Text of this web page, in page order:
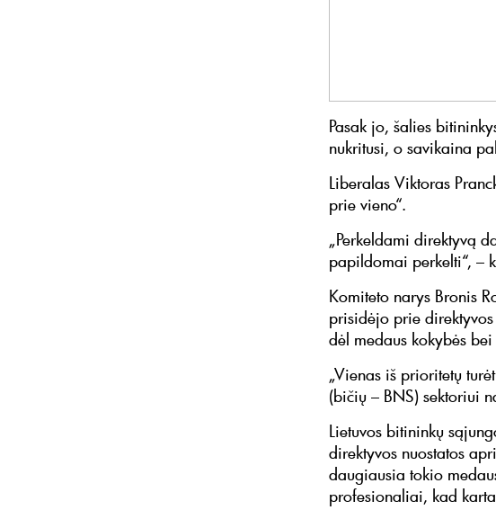
Pasak jo, šalies
nukritusi, o savikaina
Liberalas Viktoras
prie vieno“.
„Perkeldami direktyvą
papildomai perkelti“, –
Komiteto narys Bronis
prisidėjo prie
dėl medaus kokybės
„Vienas iš prioritetų
(bičių – BNS) sektoriui
Lietuvos bitininkų
direktyvos nuostatos
daugiausia tokio
profesionaliai, kad